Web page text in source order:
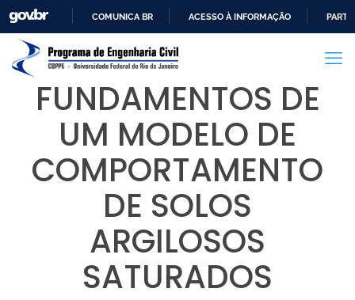
PARA
CONTEÚDO
COMUNICA BR ACESSO À INFORMAÇÃO
FUNDAMENTOS DE
UM MODELO DE
COMPORTAMENTO
DE SOLOS
ARGILOSOS
SATURADOS